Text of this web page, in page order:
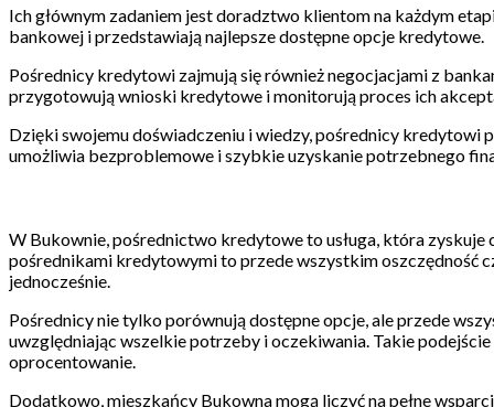
Ich głównym zadaniem jest doradztwo klientom na każdym
bankowej i przedstawiają najlepsze dostępne opcje kredytowe.
Pośrednicy kredytowi zajmują się również negocjacjami z
przygotowują wnioski kredytowe i monitorują proces ich
Dzięki swojemu doświadczeniu i wiedzy, pośrednicy kredytowi
umożliwia bezproblemowe i szybkie uzyskanie potrzebnego
W Bukownie, pośrednictwo kredytowe to usługa, która
pośrednikami kredytowymi to przede wszystkim oszczędność
jednocześnie.
Pośrednicy nie tylko porównują dostępne opcje, ale przede
uwzględniając wszelkie potrzeby i oczekiwania. Takie
oprocentowanie.
Dodatkowo, mieszkańcy Bukowna mogą liczyć na pełne